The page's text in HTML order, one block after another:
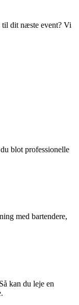
til dit næste event? Vi
blot professionelle
med bartendere,
kan du leje en